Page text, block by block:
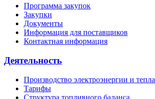
Программа закупок
Закупки
Документы
Информация для поставщиков
Контактная информация
Деятельность
Производство электроэнергии и тепла
Тарифы
Структура топливного баланса